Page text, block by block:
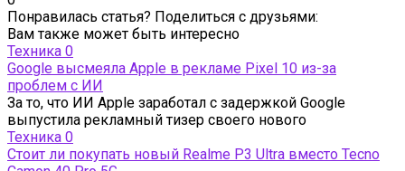
Понравилась статья? Поделиться с друзьями:
Вам также может быть интересно
Техника 0
Google высмеяла Apple в рекламе Pixel 10 из-за
проблем с ИИ
За то, что ИИ Apple заработал с задержкой Google
выпустила рекламный тизер своего нового
Техника 0
Стоит ли покупать новый Realme P3 Ultra вместо Tecno